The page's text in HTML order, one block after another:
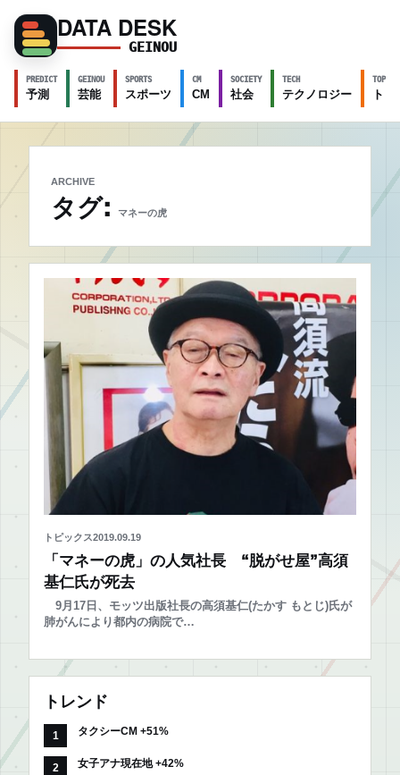
DATA DESK
GEINOU
PREDICT
予測
GEINOU
芸能
SPORTS
スポーツ
CM
CM
SOCIETY
社会
TECH
テクノロジー
TOPICS
ト
ARCHIVE
タグ: マネーの虎
トピックス2019.09.19
「マネーの虎」の人気社長 “脱がせ屋”高須
基仁氏が死去
9月17日、モッツ出版社長の高須基仁(たかす もとじ)氏が
肺がんにより都内の病院で…
トレンド
タクシーCM +51%
女子アナ現在地 +42%